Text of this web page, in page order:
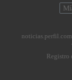
Registro